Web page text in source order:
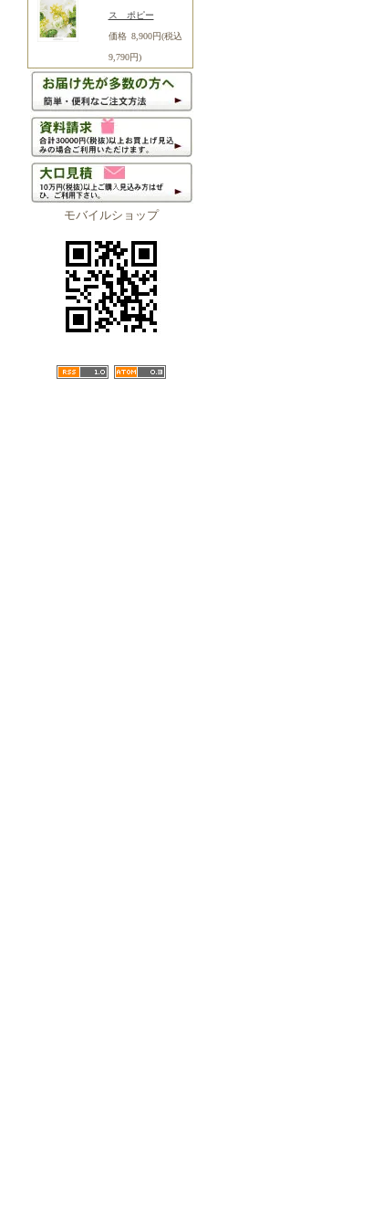
ス ポピー
価格 8,900円(税込
9,790円)
モバイルショップ